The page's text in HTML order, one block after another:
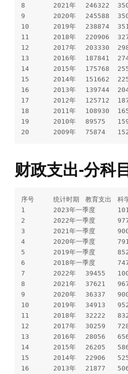
8	2021年	246322	35050	211272
9	2020年	245588	35096	210492
10	2019年	238874	35115	203759
11	2018年	220906	32708	188198
12	2017年	203330	29859	173471
13	2016年	187841	27404	160437
14	2015年	175768	25549	150219
15	2014年	151662	22570	129092
16	2013年	139744	20472	119272
17	2012年	125712	18765	106947	45383
18	2011年	108930	16514	92416	39900
19	2010年	89575	15973	73602	32350
财政支出-分科
序号	统计时期	教育支出	科学技术支出	文化旅游体育与传媒支出	社会保障和就业支出	卫生健康支出	节能环保支出	城乡社区支出	农林水支出	交通运输支出	债务付息支出	住房保障支出	资源勘探电力信息等事务支出	公共安全支出	一般公共服务支出
1	2023年一季度	10178	2021	777	12256	6420	1263	5006	4571	3247	2309
2	2022年一季度	9774	1847	798	11178	5720	1294	4916	4121	3259	1993
3	2021年一季度	9005	1510	741	10470	5387	1212	4573	3809	2939	1994
4	2020年一季度	7913	1298	652	9837	4976	1111	4770	4031	3189	1566
5	2019年一季度	8522	1763	716	9903	4750	1310	6247	4180	3820	1497
6	2018年一季度	7474	1394	594	9184	4426		5086	3647	2592	1380
7	2022年	39455	10023	3905	36603	22542	5396	19415	22490	12025	11358
8	2021年	37621	9677	3986	33867	19205	5536	19450	22146	11445	10456
9	2020年	36337	9009	4233	32581	19201	6317	19917	23904	12195	9829
10	2019年	34913	9529	4033	29580	16797	7444	25681	22420	11413	8338
11	2018年	32222	8322	3522	27084	15700	6353	22700	20786	11073	7345
12	2017年	30259	7286	3367	24812	14600	5672	21255	18914	10678	6185
13	2016年	28056	6568	3165	21548	13154	4735	18605	18442		4991	6682
14	2015年	26205	5864	3067	19001	11916	4814	15912	17242	12347		6407
15	2014年	22906	5254	2683	15913	10086	3815	12884	14002	10371		4968
16	2013年	21877	5063	2520	14417	8209	3383	11067	13228	9272		4433